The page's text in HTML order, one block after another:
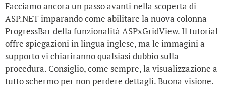
Facciamo ancora un passo avanti nella scoperta di
ASP.NET imparando come abilitare la nuova colonna
ProgressBar della funzionalità ASPxGridView. Il tutorial
offre spiegazioni in lingua inglese, ma le immagini a
supporto vi chiariranno qualsiasi dubbio sulla
procedura. Consiglio, come sempre, la visualizzazione a
tutto schermo per non perdere dettagli. Buona visione.